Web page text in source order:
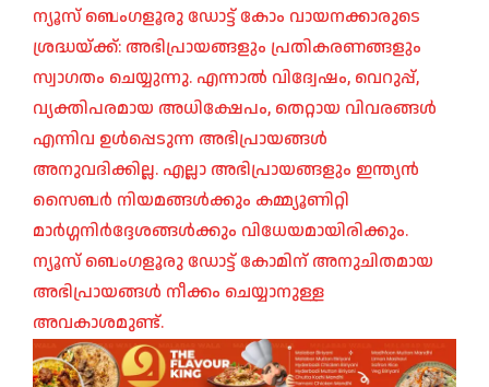
ന്യൂസ് ബെംഗളൂരു ഡോട്ട് കോം വായനക്കാരുടെ
ശ്രദ്ധയ്ക്ക്: അഭിപ്രായങ്ങളും പ്രതികരണങ്ങളും
സ്വാഗതം ചെയ്യുന്നു. എന്നാൽ വിദ്വേഷം, വെറുപ്പ്,
വ്യക്തിപരമായ അധിക്ഷേപം, തെറ്റായ വിവരങ്ങൾ
എന്നിവ ഉൾപ്പെടുന്ന അഭിപ്രായങ്ങൾ
അനുവദിക്കില്ല. എല്ലാ അഭിപ്രായങ്ങളും ഇന്ത്യൻ
സൈബർ നിയമങ്ങൾക്കും കമ്മ്യൂണിറ്റി
മാർഗ്ഗനിർദ്ദേശങ്ങൾക്കും വിധേയമായിരിക്കും.
ന്യൂസ് ബെംഗളൂരു ഡോട്ട് കോമിന് അനുചിതമായ
അഭിപ്രായങ്ങൾ നീക്കം ചെയ്യാനുള്ള
അവകാശമുണ്ട്.